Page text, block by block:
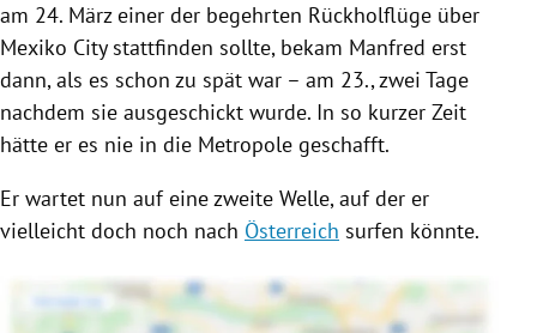
am 24. März einer der begehrten Rückholflüge über
Mexiko Citystattfinden sollte, bekam Manfred erst
dann, als es schon zu spät war – am 23., zwei Tage
nachdem sie ausgeschickt wurde. In so kurzer Zeit
hätte er es nie in die Metropole geschafft.
Er wartet nun auf eine zweite Welle, auf der er
vielleicht doch noch nach Österreich surfen könnte.